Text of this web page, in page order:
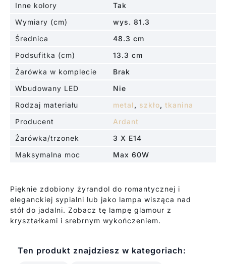
Inne kolory
Tak
Wymiary (cm)
wys. 81.3
Średnica
48.3 cm
Podsufitka (cm)
13.3 cm
Żarówka w komplecie
Brak
Wbudowany LED
Nie
Rodzaj materiału
metal , szkło, tkanina
Producent
Ardant
Żarówka/trzonek
3 X E14
Maksymalna moc
Max 60W
Pięknie zdobiony żyrandol do romantycznej i
eleganckiej sypialni lub jako lampa wisząca nad
stół do jadalni. Zobacz tę lampę glamour z
kryształkami i srebrnym wykończeniem.
Ten produkt znajdziesz w kategoriach: